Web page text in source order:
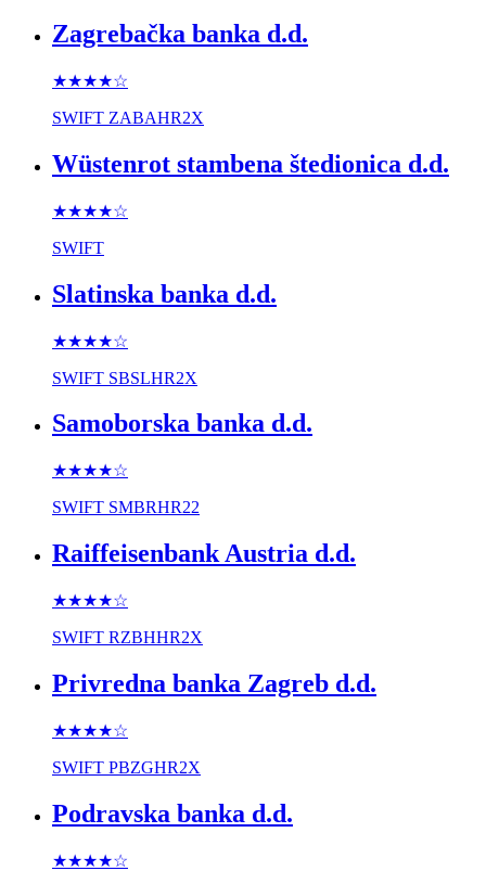
Zagrebačka banka d.d.
★★★★☆
SWIFT ZABAHR2X
Wüstenrot stambena štedionica d.d.
★★★★☆
SWIFT
Slatinska banka d.d.
★★★★☆
SWIFT SBSLHR2X
Samoborska banka d.d.
★★★★☆
SWIFT SMBRHR22
Raiffeisenbank Austria d.d.
★★★★☆
SWIFT RZBHHR2X
Privredna banka Zagreb d.d.
★★★★☆
SWIFT PBZGHR2X
Podravska banka d.d.
★★★★☆